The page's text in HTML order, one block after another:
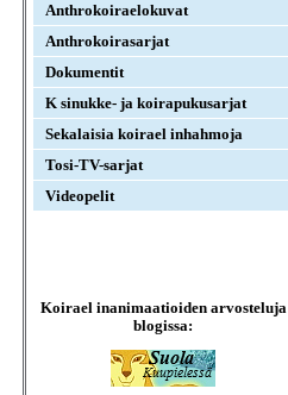
Anthrokoiraelokuvat
Anthrokoirasarjat
Dokumentit
K sinukke- ja koirapukusarjat
Sekalaisia koirael inhahmoja
Tosi-TV-sarjat
Videopelit
Koirael inanimaatioiden arvosteluja
blogissa: